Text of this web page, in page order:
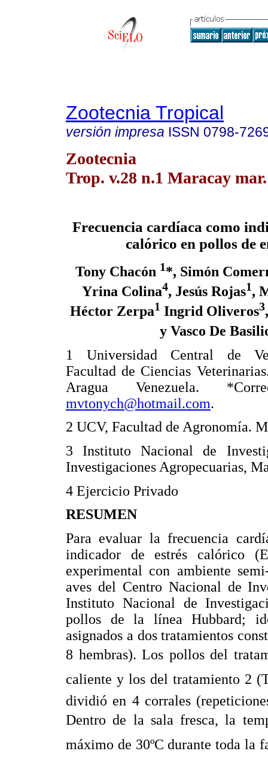
Zootecnia Tropical
versión impresa ISSN 0798-
Zootecnia
Trop. v.28 n.1 Maracay
Frecuencia cardíaca como
calórico en pollos de
Tony Chacón 1*, Simón
Yrina Colina4, Jesús Rojas1,
Héctor Zerpa1 Ingrid Oliveros3
y Vasco De
1 Universidad Central de
Facultad de Ciencias
Aragua Venezuela.
mvtonych@hotmail.com.
2 UCV, Facultad de Agronomía.
3 Instituto Nacional de
Investigaciones Agropecuarias,
4 Ejercicio Privado
RESUMEN
Para evaluar la frecuencia
indicador de estrés calórico
experimental con ambiente
aves del Centro Nacional de
Instituto Nacional de
pollos de la línea Hubbard;
asignados a dos tratamientos
8 hembras). Los pollos del
caliente y los del tratamiento 2
dividió en 4 corrales
Dentro de la sala fresca, la
máximo de 30ºC durante toda la